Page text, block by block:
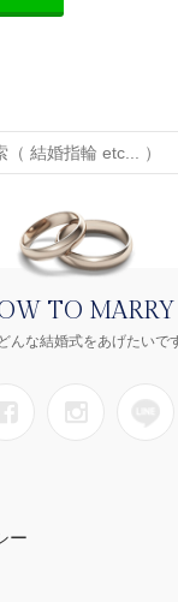
TO MARRY
んな結婚式をあげたいで
ー